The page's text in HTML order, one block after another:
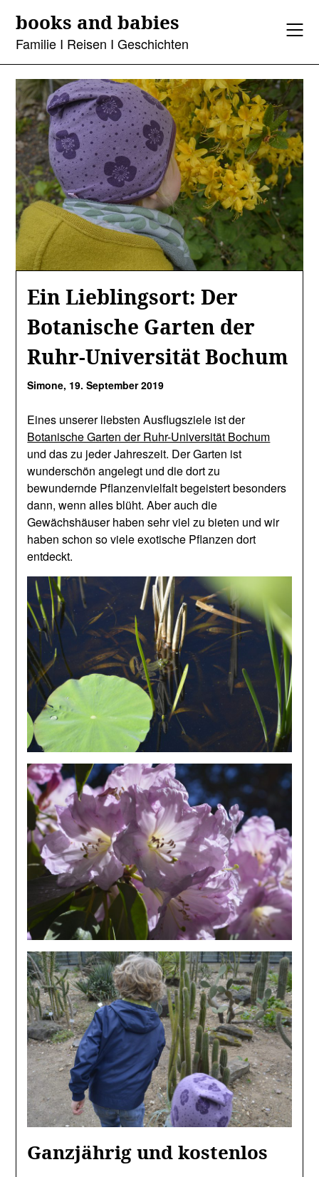
content
books and babies
Familie I Reisen I Geschichten
Ein Lieblingsort: Der
Botanische Garten der
Ruhr-Universität Bochum
Simone, 19. September 2019
Eines unserer liebsten Ausflugsziele ist der
Botanische Garten der Ruhr-Universität Bochum
und das zu jeder Jahreszeit. Der Garten ist
wunderschön angelegt und die dort zu
bewundernde Pflanzenvielfalt begeistert besonders
dann, wenn alles blüht. Aber auch die
Gewächshäuser haben sehr viel zu bieten und wir
haben schon so viele exotische Pflanzen dort
entdeckt.
Ganzjährig und kostenlos